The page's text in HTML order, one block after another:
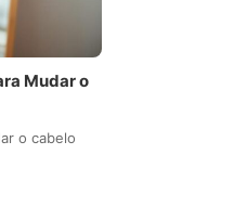
Mudar o
o cabelo